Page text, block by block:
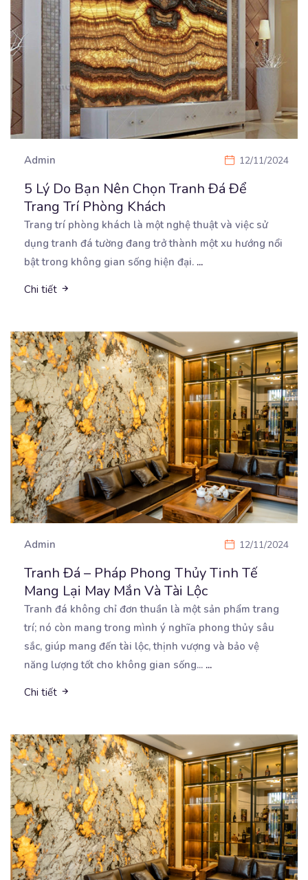
Admin 12/11/2024
5 Lý Do Bạn Nên Chọn Tranh Đá Để
Trang Trí Phòng Khách
Trang trí phòng khách là một nghệ thuật và việc sử
dụng tranh đá tường đang trở thành một xu hướng nổi
bật trong không gian sống hiện đại. ...
Chi tiết
Admin 12/11/2024
Tranh Đá – Pháp Phong Thủy Tinh Tế
Mang Lại May Mắn Và Tài Lộc
Tranh đá không chỉ đơn thuần là một sản phẩm trang
trí; nó còn mang trong mình ý nghĩa phongthủy sâu
sắc, giúp mang đến tài lộc, thịnh vượng và bảo vệ
năng lượng tốt cho không gian sống... ...
Chi tiết